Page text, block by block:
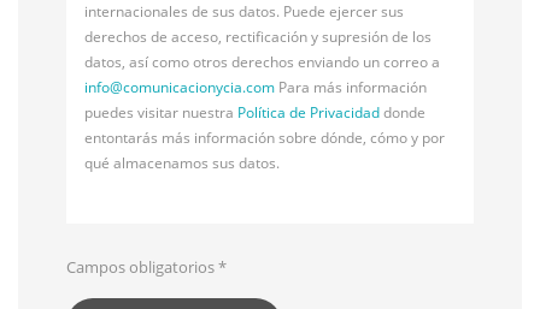
internacionales de sus datos. Puede ejercer sus
derechos de acceso, rectificación y supresión de los
datos, así como otros derechos enviando un correo a
info@comunicacionycia.com Para más información
puedes visitar nuestra Política de Privacidaddonde
entontarás más información sobre dónde, cómo y por
qué almacenamos sus datos.
Campos obligatorios*